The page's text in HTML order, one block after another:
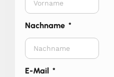
Nachname
E-Mail